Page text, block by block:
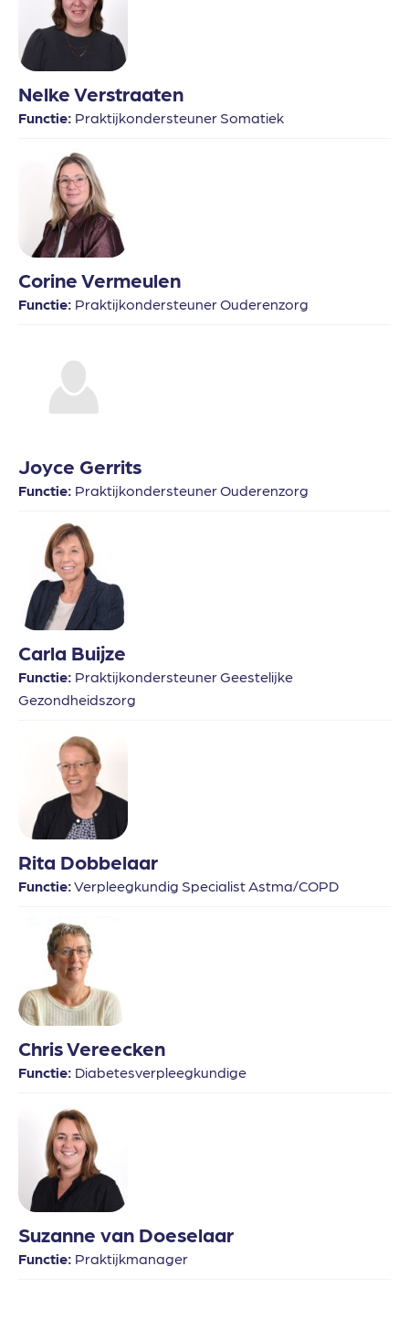
Nelke Verstraaten
Functie: Praktijkondersteuner Somatiek
Corine Vermeulen
Functie: Praktijkondersteuner Ouderenzorg
Joyce Gerrits
Functie: Praktijkondersteuner Ouderenzorg
Carla Buijze
Functie: Praktijkondersteuner Geestelijke
Gezondheidszorg
Rita Dobbelaar
Functie:Verpleegkundig Specialist Astma/COPD
Chris Vereecken
Functie: Diabetesverpleegkundige
Suzanne van Doeselaar
Functie: Praktijkmanager